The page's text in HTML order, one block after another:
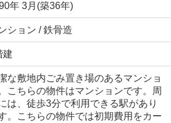
年 3月(築36年)
ション / 鉄骨造
建
な敷地内ごみ置き場のあるマンショ
こちらの物件はマンションです。周
は、徒歩3分で利用できる駅があり
。こちらの物件では初期費用をカー